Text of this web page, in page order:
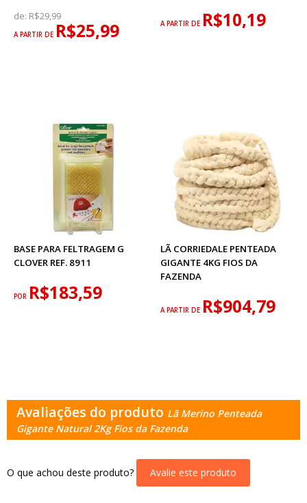
de: R$29,99
A PARTIR DE R$25,99 A PARTIR DE R$10,19
BASE PARA FELTRAGEM G
CLOVER REF. 8911
POR R$183,59
LÃ CORRIEDALE PENTEADA
GIGANTE 4KG FIOS DA
FAZENDA
A PARTIR DE R$904,79
Avaliações do produto Lã Merino Penteada
Gigante Natural 2Kg Fios da Fazenda
O que achou deste produto? Avalie este produto